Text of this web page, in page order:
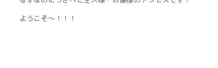
ようこそ〜！！！